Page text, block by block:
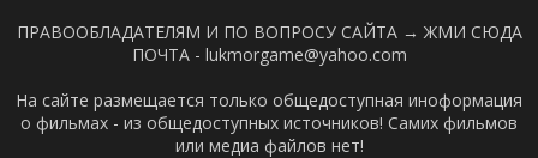
ПРАВООБЛАДАТЕЛЯМ И ПО ВОПРОСУ САЙТА → ЖМИ СЮДА
ПОЧТА - lukmorgame@yahoo.com
На сайте размещается только общедоступная иноформация
о фильмах - из общедоступных источников! Самих фильмов
или медиа файлов нет!